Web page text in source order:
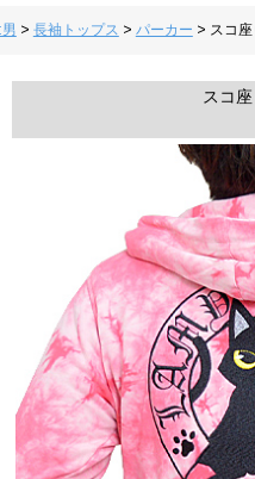
> 長袖トップス > パーカー > スコ
スコ